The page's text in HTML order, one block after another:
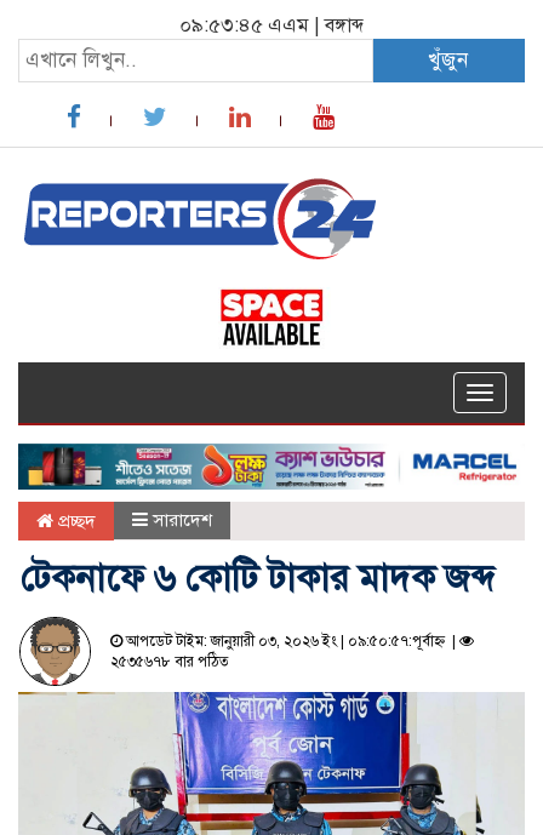
০৯:৫৩:৪৬ এএম| বঙ্গাব্দ
খুঁজুন
Toggle
প্রচ্ছদ সারাদেশ
টেকনাফে ৬ কোটি টাকার মাদক জব্দ
আপডেট টাইম: জানুয়ারী ০৩, ২০২৬ ইং | ০৯:৫০:৫৭:পূর্বাহ্ন |
২৫৩৫৬৭৮ বার পঠিত